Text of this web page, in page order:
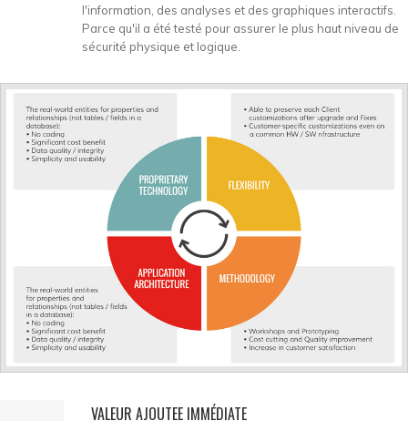
l'information, des analyses et des graphiques interactifs.
Parce qu'il a été testé pour assurer le plus haut niveau de
sécurité physique et logique.
VALEUR AJOUTEE IMMÉDIATE